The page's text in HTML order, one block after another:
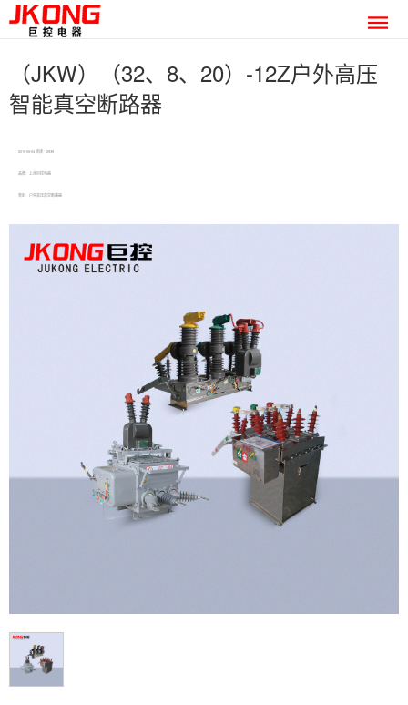
（JKW）（32、8、20）-12Z户外高压
智能真空断路器
2019-06-04 阅读：2938
品牌：上海巨控电器
类别：户外高压真空断路器